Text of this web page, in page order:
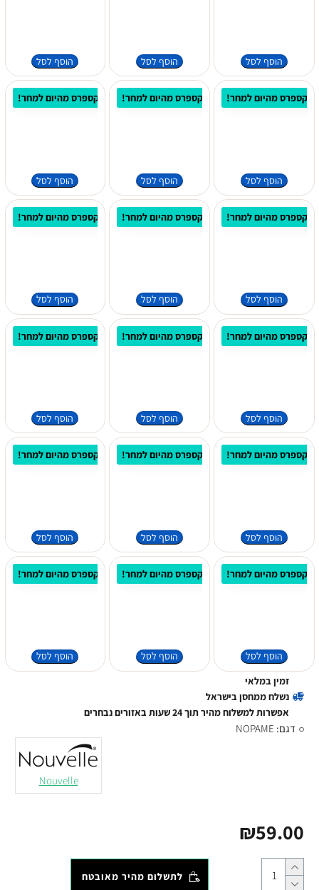
הוסף לסל הוסף לסל הוסף לסל
אקספרס מהיום למחר!
הוסף לסל
⚡ משלוח אקספרס מהיום למחר!
הוסף לסל
⚡ משלוח אקספרס מהיום למחר!
הוסף לסל
אקספרס מהיום למחר!
הוסף לסל
⚡ משלוח אקספרס מהיום למחר!
הוסף לסל
⚡ משלוח אקספרס מהיום למחר!
הוסף לסל
אקספרס מהיום למחר!
הוסף לסל
⚡ משלוח אקספרס מהיום למחר!
הוסף לסל
⚡ משלוח אקספרס מהיום למחר!
הוסף לסל
אקספרס מהיום למחר!
הוסף לסל
⚡ משלוח אקספרס מהיום למחר!
הוסף לסל
⚡ משלוח אקספרס מהיום למחר!
הוסף לסל
אקספרס מהיום למחר!
הוסף לסל
⚡ משלוח אקספרס מהיום למחר!
הוסף לסל
⚡ משלוח אקספרס מהיום למחר!
הוסף לסל
₪59.00
זמין במלאי
נשלח ממחסן בישראל
אפשרות למשלוח מהיר תוך 24 שעות באזורים נבחרים
דגם: NOPAME
Nouvelle
לתשלום מהיר מאובטח